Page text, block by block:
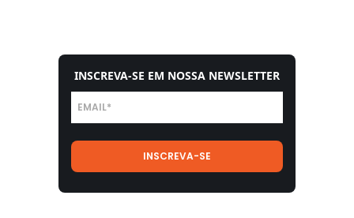
INSCREVA-SE EM NOSSA NEWSLETTER